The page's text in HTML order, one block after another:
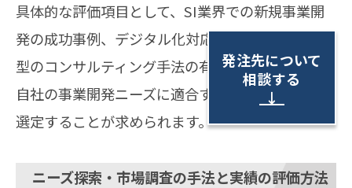
具体的な評価項目として、SI業界での新規事業開
発の成功事例、デジタル化対応の実績、業界特化
型のコンサルティング手法の有無などを確認し、
自社の事業開発ニーズに適合するコンサル会社を
選定することが求められます。
ニーズ探索・市場調査の手法と実績の評価方法
発注先について
相談する
↓